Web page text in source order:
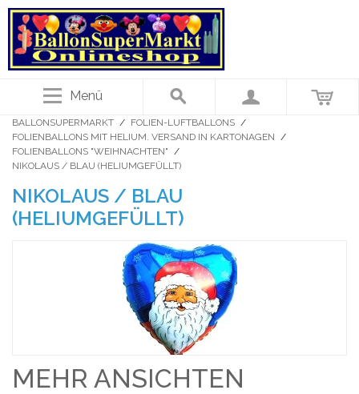
Menü
BALLONSUPERMARKT / FOLIEN-LUFTBALLONS /
FOLIENBALLONS MIT HELIUM. VERSAND IN KARTONAGEN /
FOLIENBALLONS "WEIHNACHTEN" /
NIKOLAUS / BLAU (HELIUMGEFÜLLT)
NIKOLAUS / BLAU
(HELIUMGEFÜLLT)
MEHR ANSICHTEN